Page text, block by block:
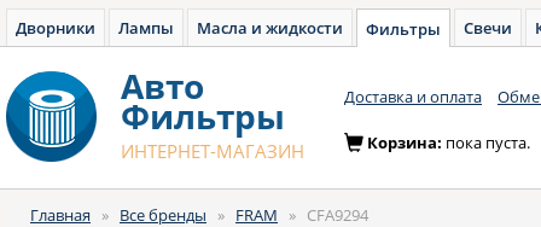
Дворники Лампы Масла и жидкости Фильтры Свечи
Авто
Фильтры
ИНТЕРНЕТ-МАГАЗИН
Доставка и оплата
Корзина: пока пуста.
Главная » Все бренды » FRAM » CFA9294